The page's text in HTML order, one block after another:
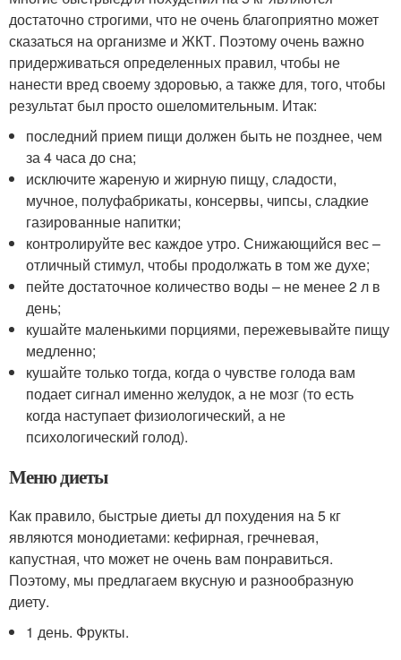
достаточно строгими, что не очень благоприятно может
сказаться на организме и ЖКТ. Поэтому очень важно
придерживаться определенных правил, чтобы не
нанести вред своему здоровью, а также для, того, чтобы
результат был просто ошеломительным. Итак:
последний прием пищи должен быть не позднее, чем
за 4 часа до сна;
исключите жареную и жирную пищу, сладости,
мучное, полуфабрикаты, консервы, чипсы, сладкие
газированные напитки;
контролируйте вес каждое утро. Снижающийся вес –
отличный стимул, чтобы продолжать в том же духе;
пейте достаточное количество воды – не менее 2 л в
день;
кушайте маленькими порциями, пережевывайте пищу
медленно;
кушайте только тогда, когда о чувстве голода вам
подает сигнал именно желудок, а не мозг (то есть
когда наступает физиологический, а не
психологический голод).
Меню диеты
Как правило, быстрые диеты дл похудения на 5 кг
являются монодиетами: кефирная, гречневая,
капустная, что может не очень вам понравиться.
Поэтому, мы предлагаем вкусную и разнообразную
диету.
1 день. Фрукты.